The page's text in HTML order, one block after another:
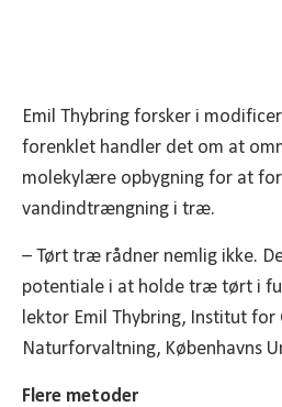
Emil Thybring forsker i
forenklet handler det om at
molekylære opbygning for at
vandindtrængning i træ.
– Tørt træ rådner nemlig ikke.
potentiale i at holde træ tørt i
lektor Emil Thybring, Institut for
Naturforvaltning, Københavns
Flere metoder